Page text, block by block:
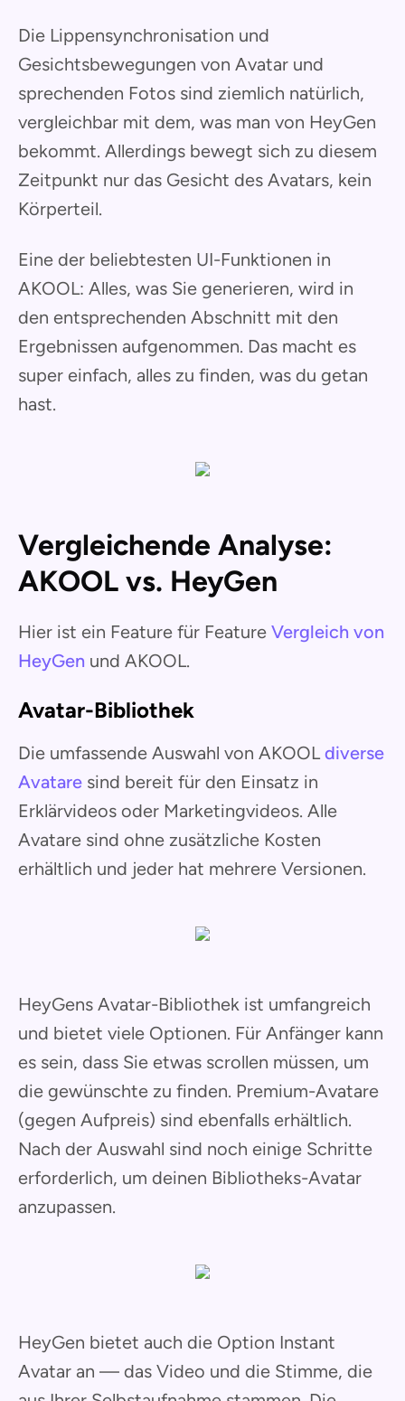
Die Lippensynchronisation und
Gesichtsbewegungen von Avatar und
sprechenden Fotos sind ziemlich natürlich,
vergleichbar mit dem, was man von HeyGen
bekommt. Allerdings bewegt sich zu diesem
Zeitpunkt nur das Gesicht des Avatars, kein
Körperteil.
Eine der beliebtesten UI-Funktionen in
AKOOL: Alles, was Sie generieren, wird in
den entsprechenden Abschnitt mit den
Ergebnissen aufgenommen. Das macht es
super einfach, alles zu finden, was du getan
hast.
Vergleichende Analyse:
AKOOL vs. HeyGen
Hier ist ein Feature für Feature Vergleich von
HeyGen und AKOOL.
Avatar-Bibliothek
Die umfassende Auswahl von AKOOL diverse
Avatare sind bereit für den Einsatz in
Erklärvideos oder Marketingvideos. Alle
Avatare sind ohne zusätzliche Kosten
erhältlich und jeder hat mehrere Versionen.
HeyGens Avatar-Bibliothek ist umfangreich
und bietet viele Optionen. Für Anfänger kann
es sein, dass Sie etwas scrollen müssen, um
die gewünschte zu finden. Premium-Avatare
(gegen Aufpreis) sind ebenfalls erhältlich.
Nach der Auswahl sind noch einige Schritte
erforderlich, um deinen Bibliotheks-Avatar
anzupassen.
HeyGen bietet auch die Option Instant
Avatar an — das Video und die Stimme, die